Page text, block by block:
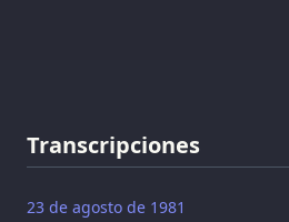
Transcripciones
23 de agosto de 1981